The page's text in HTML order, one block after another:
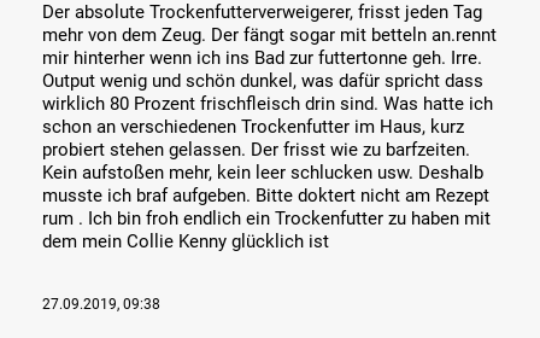
Der absolute Trockenfutterverweigerer, frisst jeden Tag
mehr von dem Zeug. Der fängt sogar mit betteln an.rennt
mir hinterher wenn ich ins Bad zur futtertonne geh. Irre.
Output wenig und schön dunkel, was dafür spricht dass
wirklich 80 Prozent frischfleisch drin sind. Was hatte ich
schon an verschiedenen Trockenfutter im Haus, kurz
probiert stehen gelassen. Der frisst wie zu barfzeiten.
Kein aufstoßen mehr, kein leer schlucken usw. Deshalb
musste ich braf aufgeben. Bitte doktert nicht am Rezept
rum . Ich bin froh endlich ein Trockenfutter zu haben mit
dem mein Collie Kenny glücklich ist
27.09.2019, 09:38